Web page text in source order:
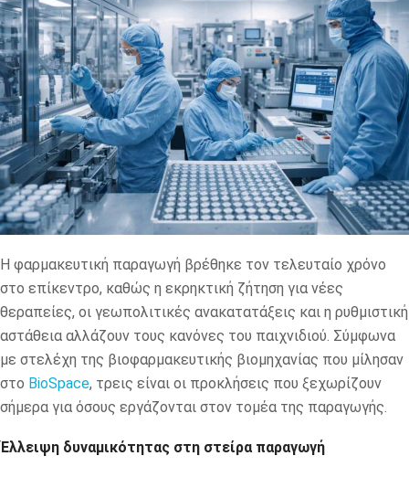
Η φαρμακευτική παραγωγή βρέθηκε τον τελευταίο χρόνο
στο επίκεντρο, καθώς η εκρηκτική ζήτηση για νέες
θεραπείες, οι γεωπολιτικές ανακατατάξεις και η ρυθμιστική
αστάθεια αλλάζουν τους κανόνες του παιχνιδιού. Σύμφωνα
με στελέχη της βιοφαρμακευτικής βιομηχανίας που μίλησαν
στο BioSpace, τρεις είναι οι προκλήσεις που ξεχωρίζουν
σήμερα για όσους εργάζονται στον τομέα της παραγωγής.
Έλλειψη δυναμικότητας στη στείρα παραγωγή